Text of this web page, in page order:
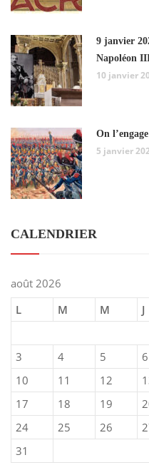
9 janvier
Napoléon
10 janvier
On
5 janvier
CALENDRIER
août 2026
L
M M J
3
4 5 6
10
11 12
17
18 19
24
25 26
31